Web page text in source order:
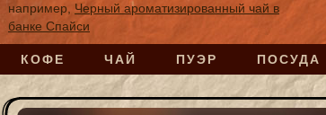
КОФЕ ЧАЙ ПУЭР ПОСУДА
например, Черный ароматизированный чай в
банке Спайси